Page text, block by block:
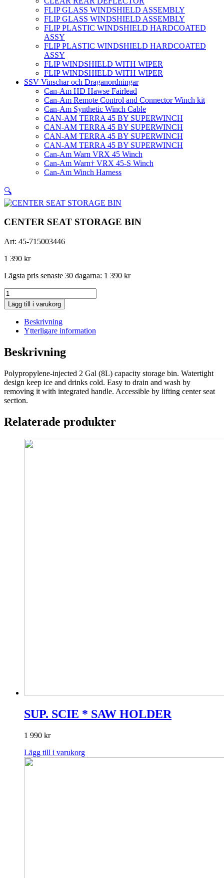
FLIP GLASS WINDSHIELD ASSEMBLY
FLIP GLASS WINDSHIELD ASSEMBLY
FLIP PLASTIC WINDSHIELD HARDCOATED
ASSY
FLIP PLASTIC WINDSHIELD HARDCOATED
ASSY
FLIP WINDSHIELD WITH WIPER
FLIP WINDSHIELD WITH WIPER
SSV Vinschar och Draganordningar
Can-Am HD Hawse Fairlead
Can-Am Remote Control and Connector Winch kit
Can-Am Synthetic Winch Cable
CAN-AM TERRA 45 BY SUPERWINCH
CAN-AM TERRA 45 BY SUPERWINCH
CAN-AM TERRA 45 BY SUPERWINCH
CAN-AM TERRA 45 BY SUPERWINCH
Can-Am Warn VRX 45 Winch
Can-Am Warn† VRX 45-S Winch
Can-Am Winch Harness
🔍
CENTER SEAT STORAGE BIN
Art: 45-715003446
1 390 kr
Lägsta pris senaste 30 dagarna: 1 390 kr
CENTER
SEAT
STORAGE
BIN
mängd
Lägg till i varukorg
Beskrivning
Ytterligare information
Beskrivning
Polypropylene-injected 2 Gal (8L) capacity storage bin. Watertight
design keep ice and drinks cold. Easy to drain and wash by
removing it with integrated handle. Accessible by lifting center seat
section.
Relaterade produkter
SUP. SCIE * SAW HOLDER
1 990 kr
Lägg till i varukorg